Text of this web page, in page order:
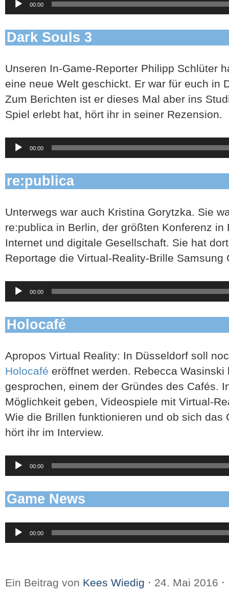
Player
00:00
Dark Souls 3
Unseren In-Game-Reporter Philipp Schlüter
eine neue Welt geschickt. Er war für euch in
Zum Berichten ist er dieses Mal aber ins
Spiel erlebt hat, hört ihr in seiner Rezension.
Audio-
Player
00:00
re:publica
Unterwegs war auch Kristina Gorytzka. Sie
re:publica in Berlin, der größten Konferenz in
Internet und digitale Gesellschaft. Sie hat
Reportage die Virtual-Reality-Brille Samsung
Audio-
Player
00:00
Holocafé
Apropos Virtual Reality: In Düsseldorf soll
Holocafé eröffnet werden. Rebecca
gesprochen, einem der Gründes des Cafés.
Möglichkeit geben, Videospiele mit Virtual-
Wie die Brillen funktionieren und ob sich das
hört ihr im Interview.
Audio-
Player
00:00
Game News
Audio-
Player
00:00
Ein Beitrag von Kees Wiedig ⋅ 24. Mai 2016 ⋅